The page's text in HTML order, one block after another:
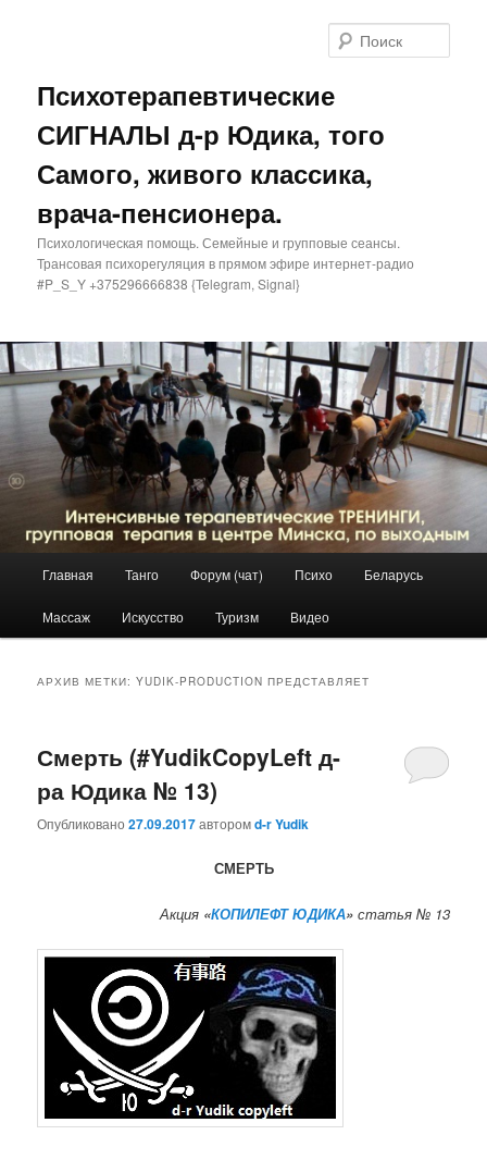
Психотерапевтические
СИГНАЛЫ д-р Юдика, того
Самого, живого классика,
врача-пенсионера.
Психологическая помощь. Семейные и групповые сеансы.
Трансовая психорегуляция в прямом эфире интернет-радио
#P_S_Y +375296666838 {Telegram, Signal}
Перейти
к
Перейти
к
Главная Танго Форум (чат) Психо Беларусь
Массаж Искусство Туризм Видео
АРХИВ МЕТКИ:YUDIK-PRODUCTION ПРЕДСТАВЛЯЕТ
Смерть (#YudikCopyLeft д-
ра Юдика № 13)
Опубликовано27.09.2017авторомd-r Yudik
СМЕРТЬ
Акция «КОПИЛЕФТ ЮДИКА»статья № 13